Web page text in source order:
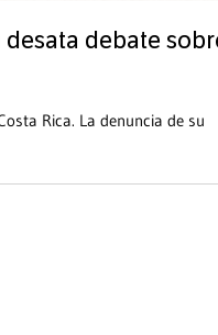
debate
Rica. La denuncia de su